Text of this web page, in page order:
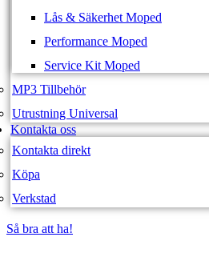
Lås & Säkerhet Moped
Performance Moped
Service Kit Moped
MP3 Tillbehör
Utrustning Universal
Kontakta oss
Kontakta direkt
Köpa
Verkstad
Så bra att ha!